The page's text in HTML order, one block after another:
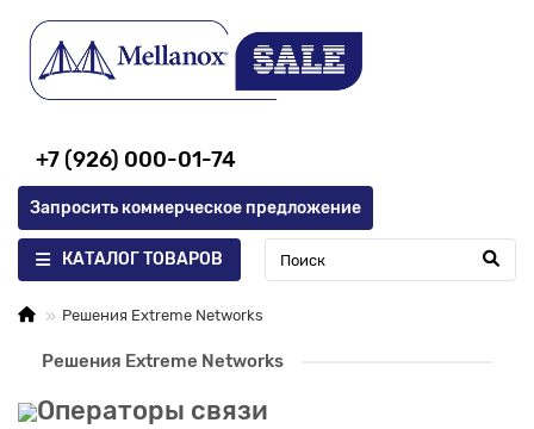
+7 (926) 000-01-74
Запросить коммерческое предложение
КАТАЛОГ ТОВАРОВ
Решения Extreme Networks
Решения Extreme Networks
Операторы связи